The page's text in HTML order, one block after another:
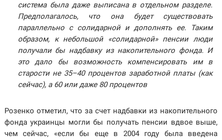
система была даже выписана в отдельном разделе.
Предполагалось, что она будет существовать
параллельно с солидарной и дополнять ее. Таким
образом, к небольшой «солидарной» пенсии люди
получали бы надбавку из накопительного фонда. И
это дало бы возможность компенсировать им в
старости не 35–40 процентов заработной платы (как
сейчас), а 60 или даже 80 процентов
Розенко отметил, что за счет надбавки из накопительного
фонда украинцы могли бы получать пенсии вдвое выше,
чем сейчас, «если бы еще в 2004 году была введена